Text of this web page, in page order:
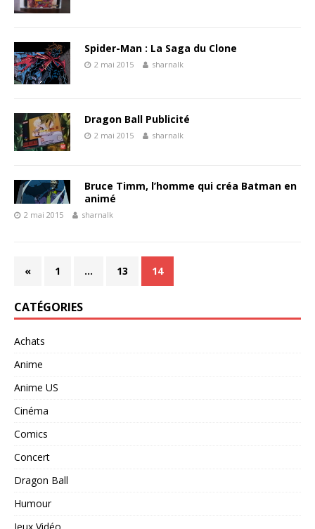
Spider-Man : La Saga du Clone
2 mai 2015 sharnalk
Dragon Ball Publicité
2 mai 2015 sharnalk
Bruce Timm, l’homme qui créa Batman en
animé
2 mai 2015 sharnalk
« 1 … 13 14
CATÉGORIES
Achats
Anime
Anime US
Cinéma
Comics
Concert
Dragon Ball
Humour